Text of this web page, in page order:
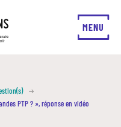
MENU
FERMER
PTP ? », réponse en vidéo